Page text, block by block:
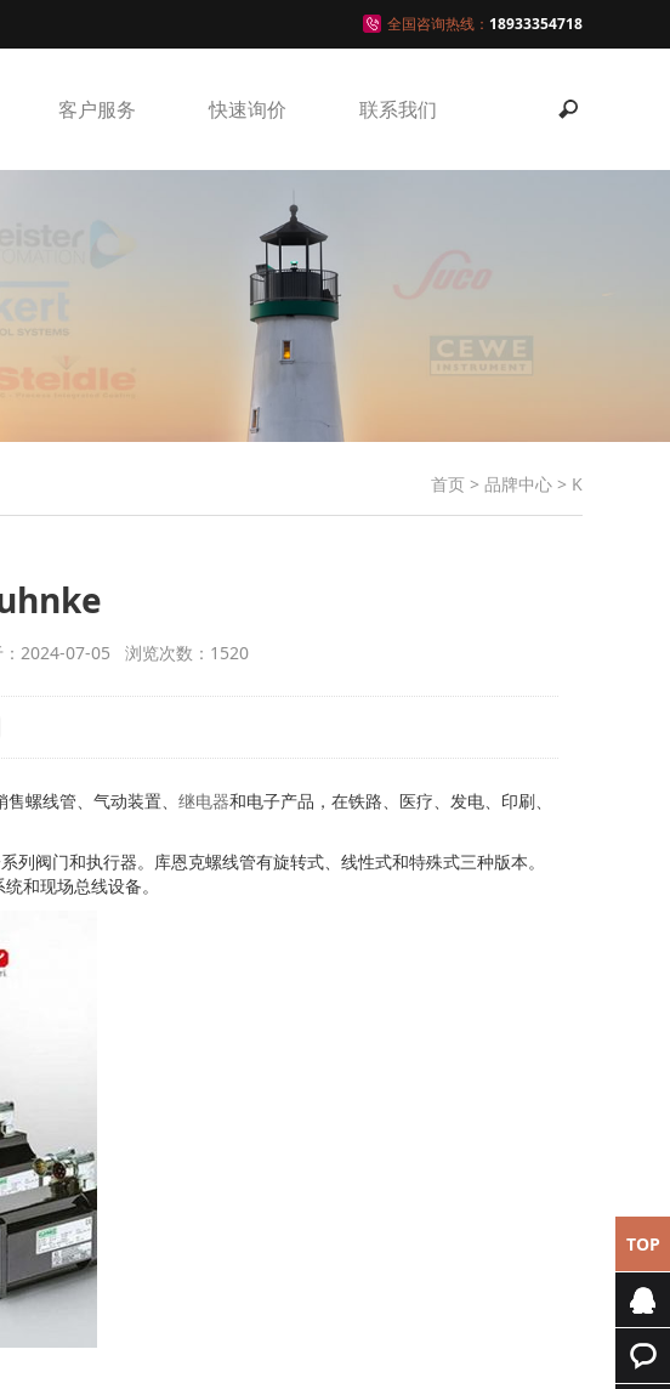
全国咨询热线： 18933354718
客户服务 快速询价 联系我们
首页 > 品牌中心 > K
2024-07-05 浏览次数：1520
螺线管、气动装置、 继电器和电子产品，在铁路、医疗、发电、印刷、
阀门和执行器。库恩克螺线管有旋转式、线性式和特殊式三种版本。
和现场总线设备。
TOP
专属客